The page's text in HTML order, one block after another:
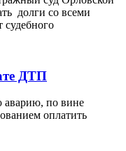
долги со всеми
судебного
ДТП
аварию, по вине
оплатить